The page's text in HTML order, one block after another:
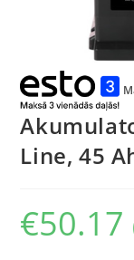
Line, 45
€50.17